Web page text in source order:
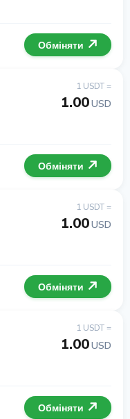
Обміняти
1 USDT =
1.00USD
Обміняти
1 USDT =
1.00USD
Обміняти
1 USDT =
1.00USD
Обміняти